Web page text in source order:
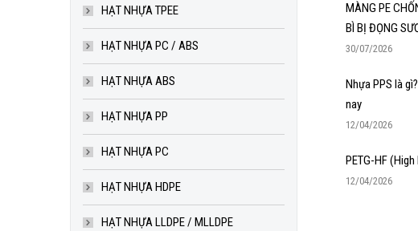
MÀNG PE
BÌ BỊ ĐỌNG
30/07/2026
Nhựa PPS là
nay
12/04/2026
PETG-HF
12/04/2026
HẠT NHỰA TPEE
HẠT NHỰA PC / ABS
HẠT NHỰA ABS
HẠT NHỰA PP
HẠT NHỰA PC
HẠT NHỰA HDPE
HẠT NHỰA LLDPE / MLLDPE